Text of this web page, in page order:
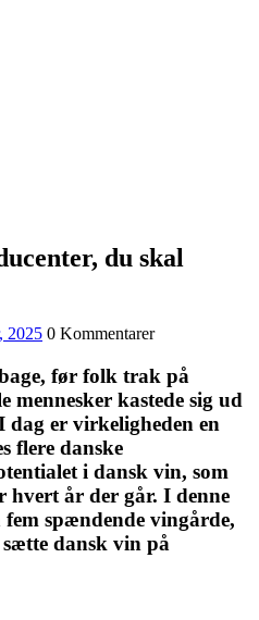
du skal
2025 0 Kommentarer
før folk trak på
mennesker kastede sig ud
er virkeligheden en
flere danske
i dansk vin, som
hvert år der går. I denne
spændende vingårde,
dansk vin på